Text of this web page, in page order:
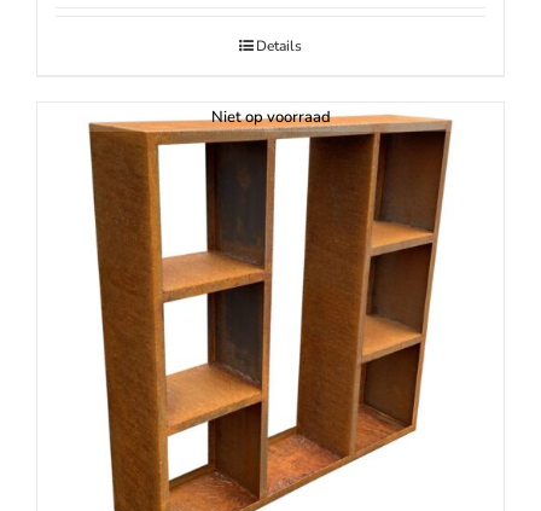
Details
Niet op voorraad